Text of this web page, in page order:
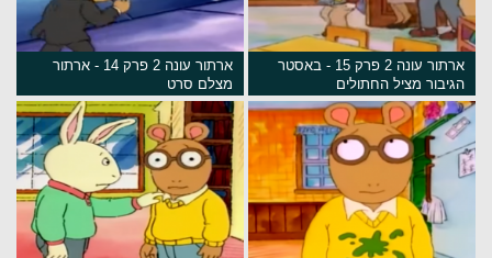
ארתור עונה 2 פרק 15 - באסטר
הגיבור מציל החתולים
ארתור עונה 2 פרק 14 - ארתור
מצלם סרט